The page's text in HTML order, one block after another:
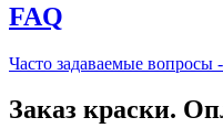
FAQ
Часто задаваемые вопросы
Заказ краски.